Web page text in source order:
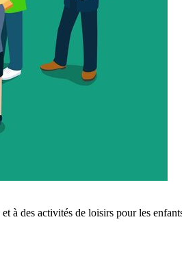
à des activités de loisirs pour les